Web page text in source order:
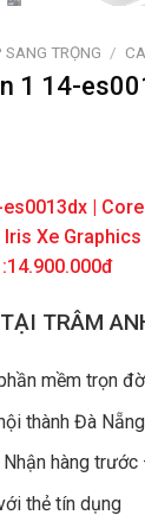
TRỌNG /
1 14-
|
Iris Xe
TRÂM
mềm trọn
thành Đà Nẵng
hàng trước
thẻ tín dụng